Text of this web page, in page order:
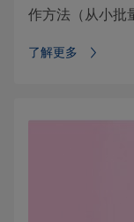
作方法（从小批
了解更多